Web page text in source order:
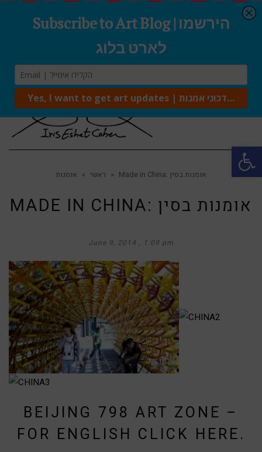
ראשי » אומנות » Made in China: אומנות בסין
MADE IN CHINA: אומנות בסין
June 9, 2014 1:09 pm
BEIJING 798 ART ZONE –
FOR ENGLISH CLICK HERE.